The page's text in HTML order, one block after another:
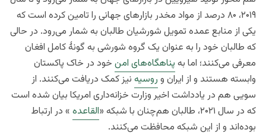
۲۰۱۹، ۸۰ درصد از مواد مخدر بازارهای جهانی را تامین کرده است که
یکی از منابع عمده تمویل شورشیان طالبان به شمار می‌رود. در حالی
که طالبان خود را به عنوان یک گروه شورشی به گونۀ کامل افغان
معرفی می‌کنند؛ اما به پناهگاه‌های امن خود در خاک پاکستان
وابسته هستند و از ایران و روسیه نیز کمک دریافت می‌کنند. از
سویی هم در یادداشت اخیر وزارت خزانه‌داری امریکا بیان شده است
که در سال ۲۰۲۱، طالبان هم‌چنان با شبکه «
القاعده » در ارتباط
بوده‌اند و از این شبکه محافظت می‌کنند.